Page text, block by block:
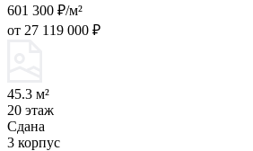
601 300 ₽/м²
от 27 119 000 ₽
45.3 м²
20 этаж
Сдана
3 корпус